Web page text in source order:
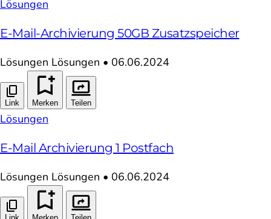
Lösungen
E-Mail-Archivierung 50GB Zusatzspeicher
Lösungen Lösungen • 06.06.2024
Link Merken Teilen
Lösungen
E-Mail Archivierung 1 Postfach
Lösungen Lösungen • 06.06.2024